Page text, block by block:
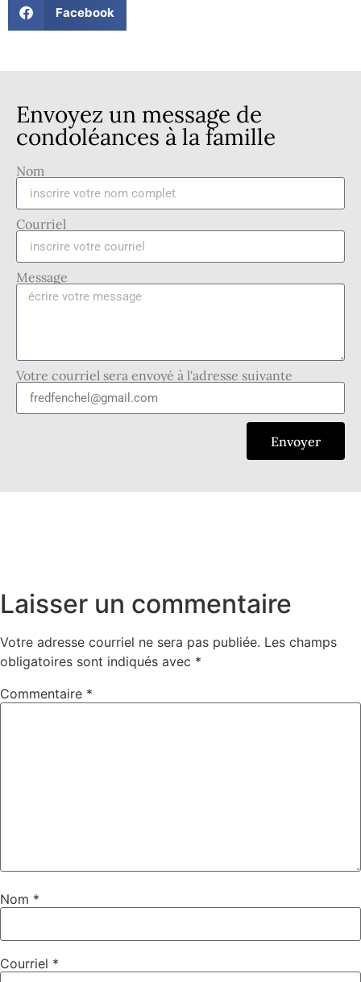
Facebook
Envoyez un message de
condoléances à la famille
Nom
Courriel
Message
Votre courriel sera envoyé à l'adresse suivante
Envoyer
Laisser un commentaire
Votre adresse courriel ne sera pas publiée. Les champs
obligatoires sont indiqués avec *
Commentaire *
Nom *
Courriel *